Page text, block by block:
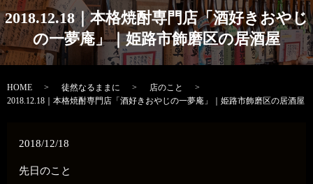
2018.12.18｜本格焼酎専門店「酒好きおやじ
の一夢庵」｜姫路市飾磨区の居酒屋
HOME 徒然なるままに
店のこと
2018.12.18｜本格焼酎専門店「酒好きおやじの一夢庵」｜姫路市飾磨区の居酒屋
2018/12/18
先日のこと